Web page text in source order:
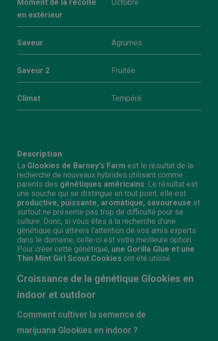
Moment de la récolte
en extérieur
Octobre
Saveur Agrumes
Saveur 2 Fruitée
Climat Tempéré
Description
La Glookies de Barney's Farm est le résultat de la
recherche de nouveaux hybrides utilisant comme
parents des génétiques américains . Le résultat est
une souche qui se distingue en tout point, elle est
productive, puissante, aromatique, savoureuse et
surtout ne présente pas trop de difficulté pour sa
culture. Donc, si vous êtes à la recherche d’une
génétique qui attirera l’attention de vos amis experts
dans le domaine, celle-ci est votre meilleure option.
Pour créer cette génétique, une Gorilla Glue et une
Thin Mint Girl Scout Cookies ont été utilisé.
Croissance de la génétique Glookies en
indoor et outdoor
Comment cultiver la semence de
marijuana Glookies en indoor ?